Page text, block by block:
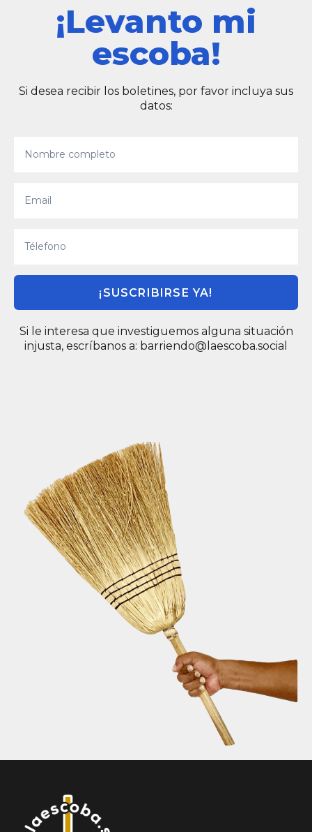
¡Levanto mi
escoba!
Si desea recibir los boletines, por favor incluya sus
datos:
¡SUSCRIBIRSE YA!
Si le interesa que investiguemos alguna situación
injusta, escríbanos a: barriendo@laescoba.social